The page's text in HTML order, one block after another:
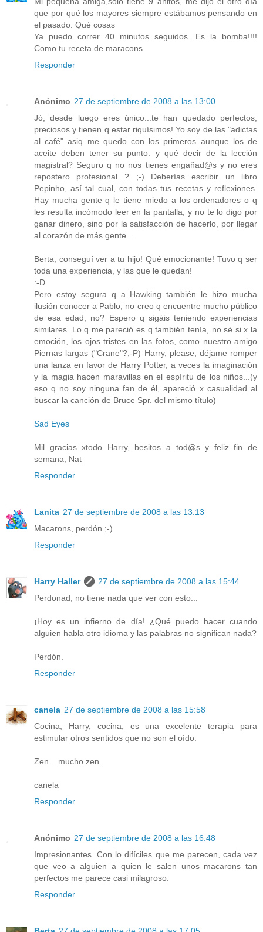
que por qué los mayores siempre estábamos pensando en
el pasado. Qué cosas
Ya puedo correr 40 minutos seguidos. Es la bomba!!!!
Como tu receta de maracons.
Responder
Anónimo 27 de septiembre de 2008 a las 13:00
Jó, desde luego eres único...te han quedado perfectos,
preciosos y tienen q estar riquísimos! Yo soy de las "adictas
al café" asiq me quedo con los primeros aunque los de
aceite deben tener su punto. y qué decir de la lección
magistral? Seguro q no nos tienes engañad@s y no eres
repostero profesional...? ;-) Deberías escribir un libro
Pepinho, así tal cual, con todas tus recetas y reflexiones.
Hay mucha gente q le tiene miedo a los ordenadores o q
les resulta incómodo leer en la pantalla, y no te lo digo por
ganar dinero, sino por la satisfacción de hacerlo, por llegar
al corazón de más gente...
Berta, conseguí ver a tu hijo! Qué emocionante! Tuvo q ser
toda una experiencia, y las que le quedan!
:-D
Pero estoy segura q a Hawking también le hizo mucha
ilusión conocer a Pablo, no creo q encuentre mucho público
de esa edad, no? Espero q sigáis teniendo experiencias
similares. Lo q me pareció es q también tenía, no sé si x la
emoción, los ojos tristes en las fotos, como nuestro amigo
Piernas largas ("Crane"?;-P) Harry, please, déjame romper
una lanza en favor de Harry Potter, a veces la imaginación
y la magia hacen maravillas en el espíritu de los niños...(y
eso q no soy ninguna fan de él, apareció x casualidad al
buscar la canción de Bruce Spr. del mismo título)
Sad Eyes
Mil gracias xtodo Harry, besitos a tod@s y feliz fin de
semana, Nat
Responder
Lanita 27 de septiembre de 2008 a las 13:13
Macarons, perdón ;-)
Responder
Harry Haller
27 de septiembre de 2008 a las 15:44
Perdonad, no tiene nada que ver con esto...
¡Hoy es un infierno de día! ¿Qué puedo hacer cuando
alguien habla otro idioma y las palabras no significan nada?
Perdón.
Responder
canela 27 de septiembre de 2008 a las 15:58
Cocina, Harry, cocina, es una excelente terapia para
estimular otros sentidos que no son el oído.
Zen... mucho zen.
canela
Responder
Anónimo 27 de septiembre de 2008 a las 16:48
Impresionantes. Con lo difíciles que me parecen, cada vez
que veo a alguien a quien le salen unos macarons tan
perfectos me parece casi milagroso.
Responder